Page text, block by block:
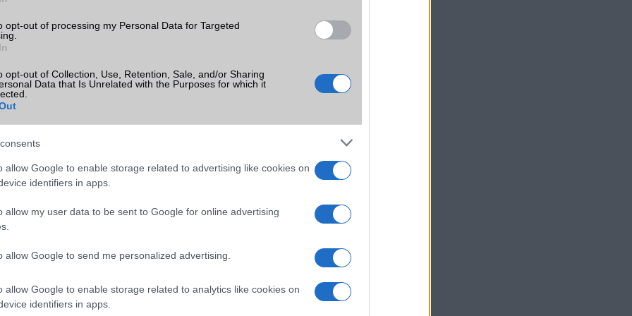
opt-out of processing my Personal Data for Targeted
opt-out of Collection, Use, Retention, Sale, and/or Sharing
Data that Is Unrelated with the Purposes for which it
allow Google to enable storage related to advertising like cookies on
identifiers in apps.
allow my user data to be sent to Google for online advertising
allow Google to send me personalized advertising.
allow Google to enable storage related to analytics like cookies on
identifiers in apps.
teszi az ajánlat a beszélgetési keret 30 perccel történő megnövelését
lehetnek olyan témák, amelyeket továbbra is telefonon érdemes
pillanatok alatt aktiválható a Telekom alkalmazáson keresztül, ezzel a
a vállalat alkalmazkodik a fiatalok eszközhasználatával kapcsolatos
kiemelt ajánlatok